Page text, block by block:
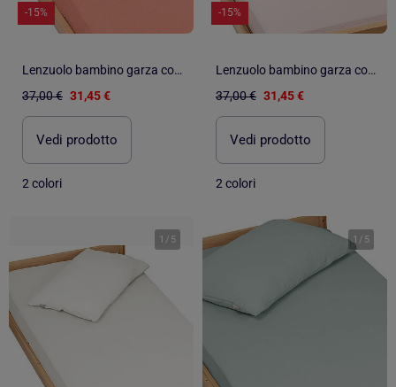
-15%
Lenzuolo bambino garza cotone | SEVIRA KIDS
37,00 € 31,45 €
Vedi prodotto
2 colori
-15%
Lenzuolo bambino garza cotone | SEVIRA KIDS
37,00 € 31,45 €
Vedi prodotto
2 colori
1 / 5 1 / 5